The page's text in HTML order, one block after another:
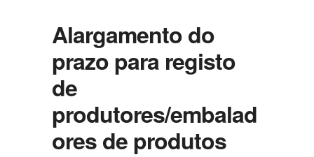
Alargamento do
prazo para registo
de
produtores/embalad
ores de produtos